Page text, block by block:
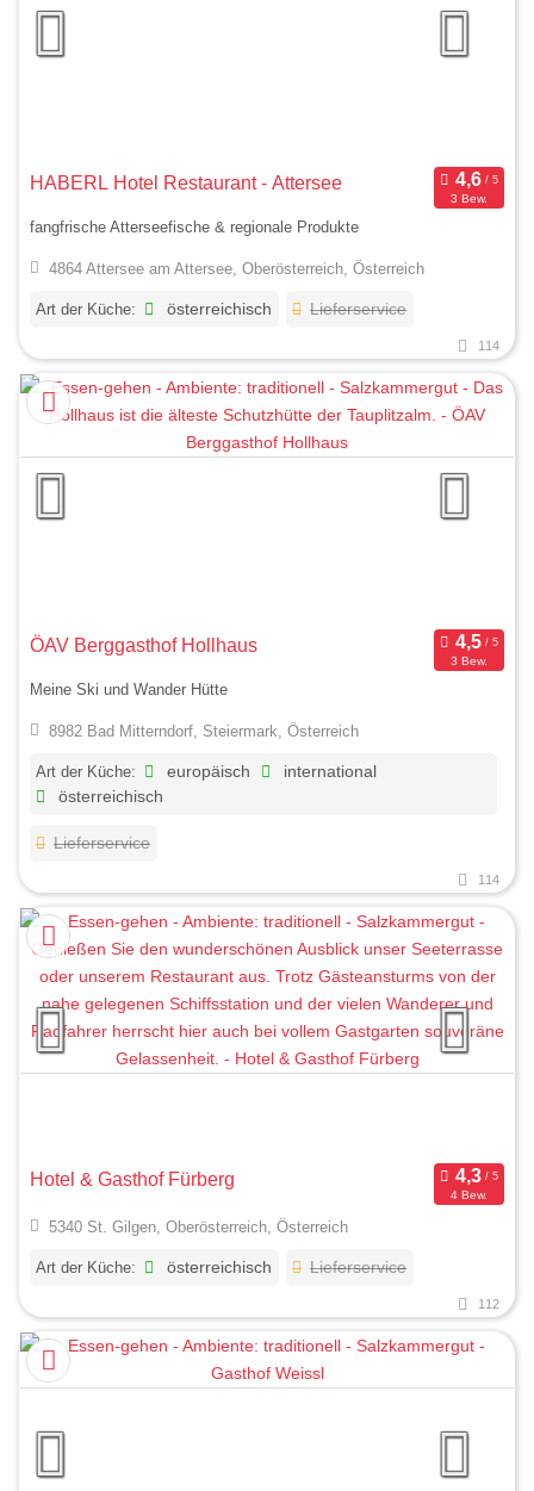
HABERL Hotel Restaurant - Attersee
3 Bew.
fangfrische Atterseefische & regionale Produkte
4864 Attersee am Attersee, Oberösterreich, Österreich
Art der Küche: österreichisch Lieferservice
114
ÖAV Berggasthof Hollhaus
3 Bew.
Meine Ski und Wander Hütte
8982 Bad Mitterndorf, Steiermark, Österreich
Art der Küche: europäisch
international
österreichisch
Lieferservice
114
Hotel & Gasthof Fürberg
4 Bew.
5340 St. Gilgen, Oberösterreich, Österreich
Art der Küche: österreichisch Lieferservice
112